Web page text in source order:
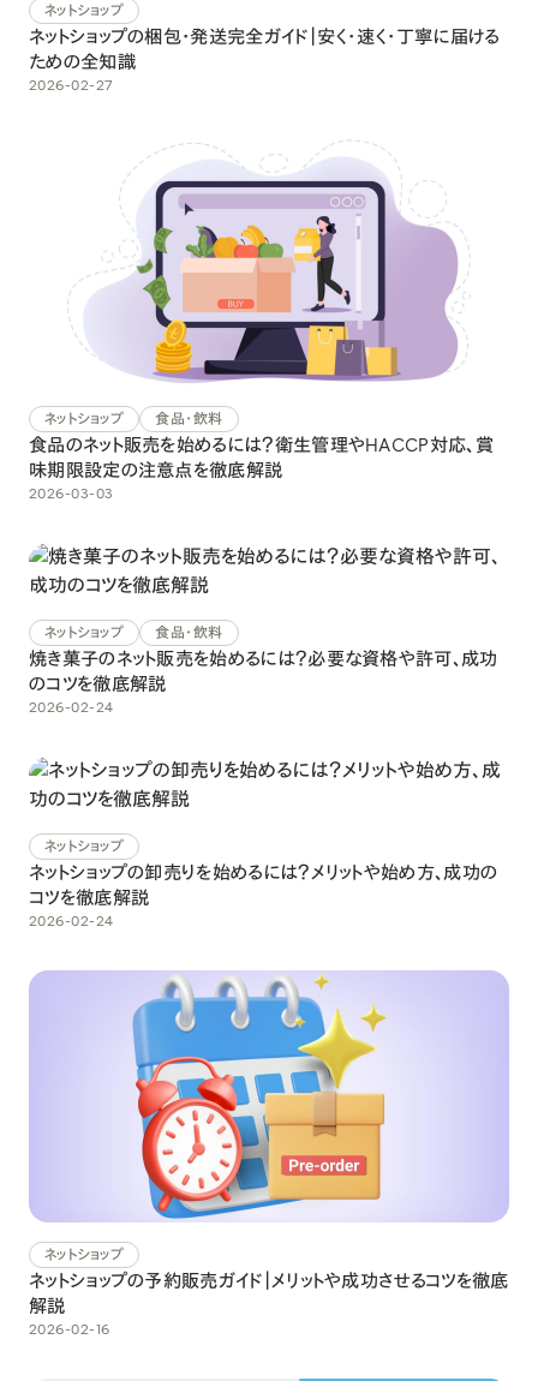
ネットショップ
ネットショップの梱包・発送完全ガイド｜安く・速く・丁寧に届ける
ための全知識
2026-02-27
ネットショップ 食品・飲料
食品のネット販売を始めるには？衛生管理やHACCP対応、賞
味期限設定の注意点を徹底解説
2026-03-03
ネットショップ 食品・飲料
焼き菓子のネット販売を始めるには？必要な資格や許可、成功
のコツを徹底解説
2026-02-24
ネットショップ
ネットショップの卸売りを始めるには？メリットや始め方、成功の
コツを徹底解説
2026-02-24
ネットショップ
ネットショップの予約販売ガイド｜メリットや成功させるコツを徹底
解説
2026-02-16